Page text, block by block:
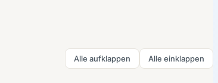
Alle aufklappen Alle einklappen